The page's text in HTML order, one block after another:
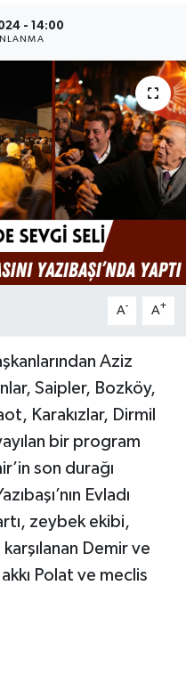
- 14:00
A- A+
Aziz
Saipler, Bozköy,
Karakızlar, Dirmil
bir program
son durağı
Evladı
zeybek ekibi,
Demir ve
Polat ve meclis